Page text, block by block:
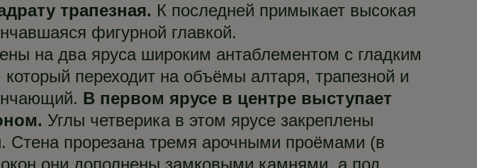
трапезная. К последней примыкает высокая
фигурной главкой.
на два яруса широким антаблементом с гладким
переходит на объёмы алтаря, трапезной и
В первом ярусе в центре выступает
Углы четверика в этом ярусе закреплены
Стена прорезана тремя арочными проёмами (в
они дополнены замковыми камнями, а под